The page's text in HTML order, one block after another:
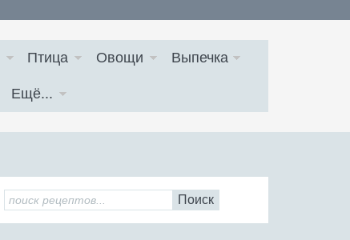
Птица Овощи Выпечка
Ещё...
Поиск